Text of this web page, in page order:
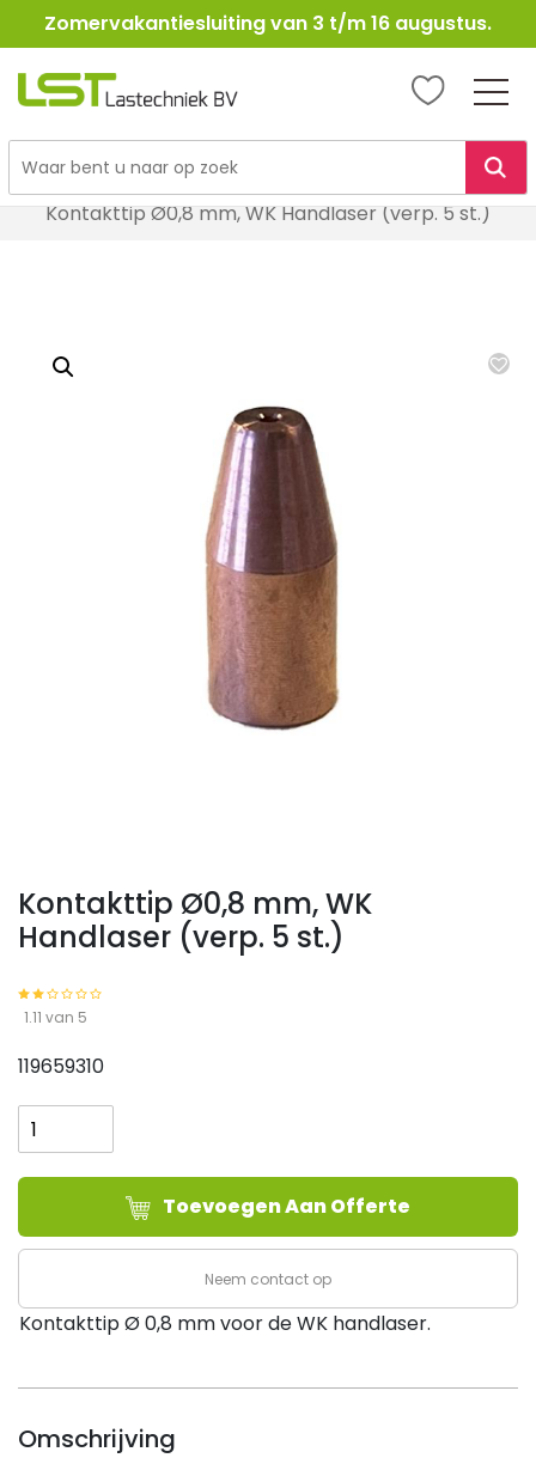
Ga
naar
Zomervakantiesluiting van 3 t/m 16 augustus.
LST
Lasapparatuur
Kontakttip Ø0,8 mm, WK Handlaser (verp. 5 st.)
Kontakttip Ø0,8 mm, WK
Handlaser (verp. 5 st.)
1.11 van 5
119659310
Ø0,8
mm,
WK
(verp.
aantal
Toevoegen Aan Offerte
Neem contact op
Kontakttip Ø 0,8 mm voor de WK handlaser.
Omschrijving